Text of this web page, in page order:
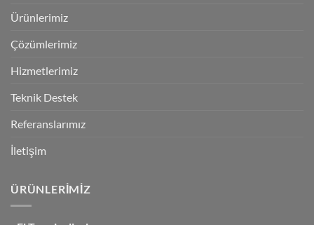
Lojistik
Doğru
için
Ürünlerimiz
Çözümlerimiz
Hizmetlerimiz
Teknik Destek
Referanslarımız
İletişim
ÜRÜNLERİMİZ